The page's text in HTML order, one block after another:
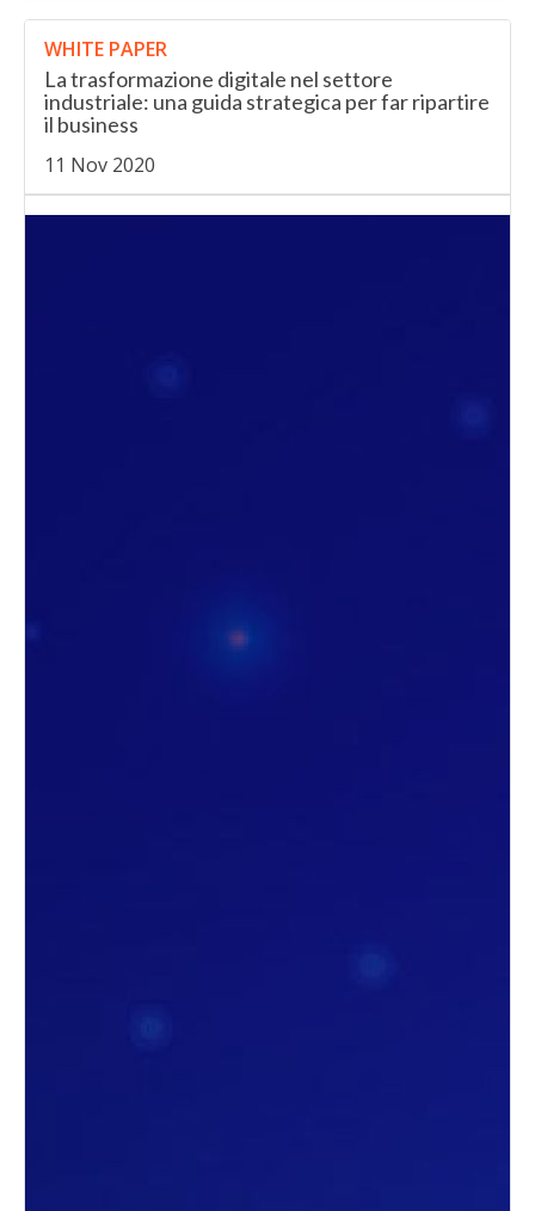
WHITE PAPER
La trasformazione digitale nel settore
industriale: una guida strategica per far ripartire
il business
11 Nov 2020